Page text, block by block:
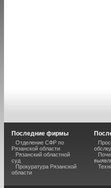
Последние фирмы
Отделение СФР по
Рязанской области
Рязанский областной
суд
Прокуратура Рязанской
области